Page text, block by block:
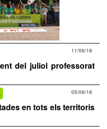
11/06/18
del juliol professorat
05/06/18
en tots els territoris